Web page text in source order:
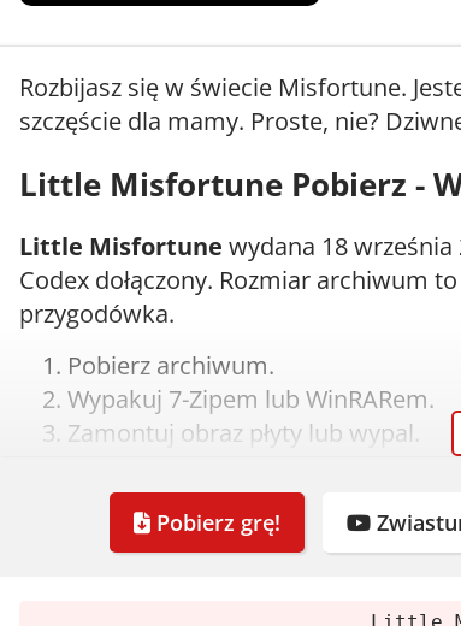
Rozbijasz się w świecie Misfortune.
szczęście dla mamy. Proste, nie?
Little Misfortune Pobierz -
Little Misfortune wydana 18 września
Codex dołączony. Rozmiar archiwum
przygodówka.
Pobierz archiwum.
Wypakuj 7-Zipem lub WinRARem.
Zamontuj obraz płyty lub wypal.
Uruchom instalator. Crack dodaje
Graj! Jeśli lubisz grę, kup ją.
Wymagania systemowe
Pobierz grę!